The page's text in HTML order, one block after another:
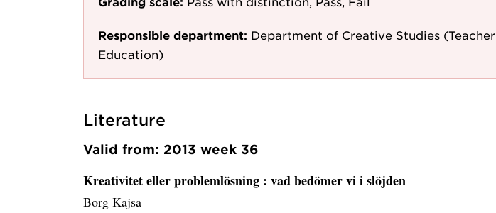
Responsible department: Department of Creative Studies (Teacher
Education)
Literature
Valid from: 2013 week 36
Kreativitet eller problemlösning : vad bedömer vi i slöjden
Borg Kajsa